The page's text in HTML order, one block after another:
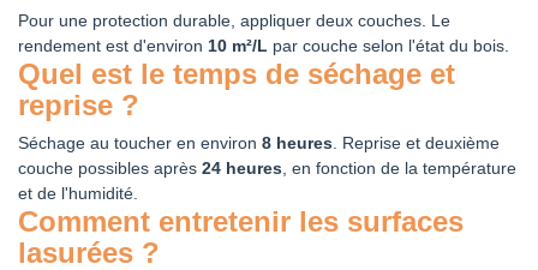
Pour une protection durable, appliquer deux couches. Le
rendement est d'environ 10 m²/L par couche selon l'état du bois.
Quel est le temps de séchage et
reprise ?
Séchage au toucher en environ 8 heures . Reprise et deuxième
couche possibles après 24 heures , en fonction de la température
et de l'humidité.
Comment entretenir les surfaces
lasurées ?